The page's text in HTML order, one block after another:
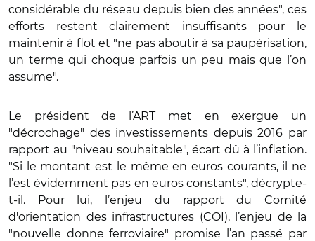
considérable du réseau depuis bien des années", ces
efforts restent clairement insuffisants pour le
maintenir à flot et "ne pas aboutir à sa paupérisation,
un terme qui choque parfois un peu mais que l’on
assume".
Le président de l’ART met en exergue un
"décrochage" des investissements depuis 2016 par
rapport au "niveau souhaitable", écart dû à l’inflation.
"Si le montant est le même en euros courants, il ne
l’est évidemment pas en euros constants", décrypte-
t-il. Pour lui, l’enjeu du rapport du Comité
d'orientation des infrastructures (COI), l’enjeu de la
"nouvelle donne ferroviaire" promise l’an passé par